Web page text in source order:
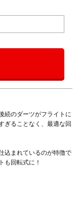
続のダーツがフライトに
ぎることなく、最適な回
込まれているのが特徴で
も回転式に！